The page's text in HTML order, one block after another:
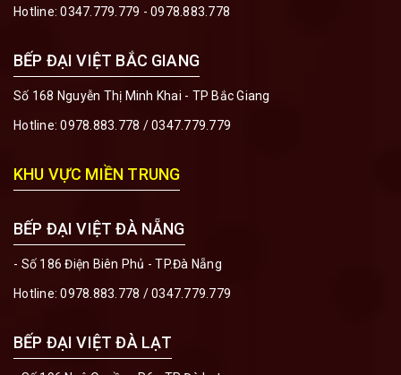
Hotline:0347.779.779 - 0978.883.778
BẾP ĐẠI VIỆT BẮC GIANG
Số 168 Nguyễn Thị Minh Khai - TP Bắc Giang
Hotline:0978.883.778 /0347.779.779
KHU VỰC MIỀN TRUNG
BẾP ĐẠI VIỆT ĐÀ NẴNG
- Số 186 Điện Biên Phủ - TP.Đà Nẵng
Hotline:0978.883.778 /0347.779.779
BẾP ĐẠI VIỆT ĐÀ LẠT